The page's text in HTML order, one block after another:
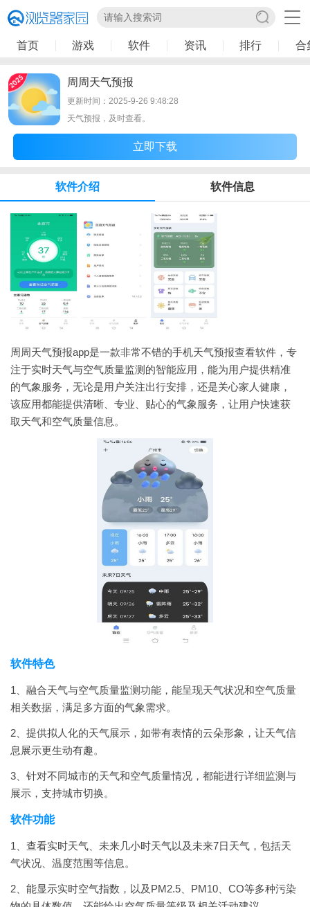
首页 游戏 软件 资讯 排行 合
周周天气预报
更新时间：2025-9-26 9:48:28
天气预报，及时查看。
立即下载
软件介绍 软件信息
周周天气预报app是一款非常不错的手机天气预报查看软件，专
注于实时天气与空气质量监测的智能应用，能为用户提供精准
的气象服务，无论是用户关注出行安排，还是关心家人健康，
该应用都能提供清晰、专业、贴心的气象服务，让用户快速获
取天气和空气质量信息。
软件特色
1、融合天气与空气质量监测功能，能呈现天气状况和空气质量
相关数据，满足多方面的气象需求。
2、提供拟人化的天气展示，如带有表情的云朵形象，让天气信
息展示更生动有趣。
3、针对不同城市的天气和空气质量情况，都能进行详细监测与
展示，支持城市切换。
软件功能
1、查看实时天气、未来几小时天气以及未来7日天气，包括天
气状况、温度范围等信息。
2、能显示实时空气指数，以及PM2.5、PM10、CO等多种污染